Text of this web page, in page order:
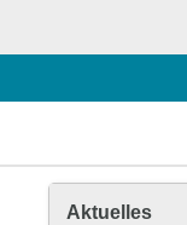
Aktuelles